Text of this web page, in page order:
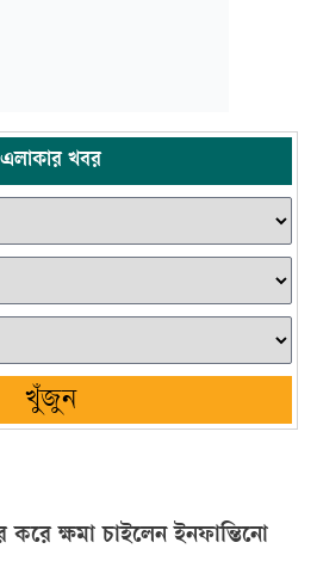
এলাকার খবর
খুঁজুন
করে ক্ষমা চাইলেন ইনফান্তিনো